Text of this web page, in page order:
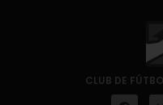
CLUB DE